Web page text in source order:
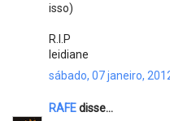
isso)
R.I.P
leidiane
sábado, 07 janeiro,
RAFEdisse...